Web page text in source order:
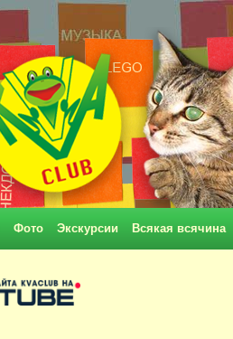
Фото Экскурсии Всякая всячина